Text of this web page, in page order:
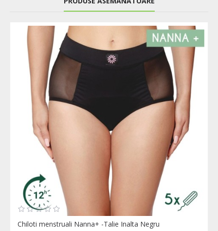
Chiloti menstruali Nanna+ -Talie Inalta Negru